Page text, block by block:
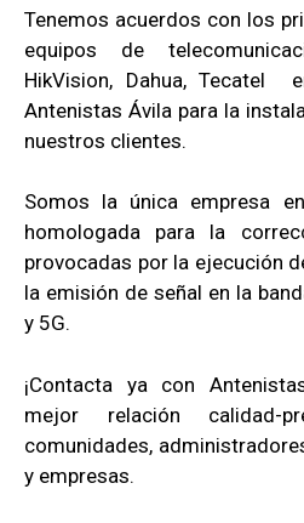
Tenemos acuerdos con los
equipos de
HikVision, Dahua, Tecatel
Antenistas Ávila para la
nuestros clientes.
Somos la única empresa
homologada para la
provocadas por la ejecución
la emisión de señal en la
y 5G.
¡Contacta ya con
mejor relación calidad-
comunidades,
y empresas.